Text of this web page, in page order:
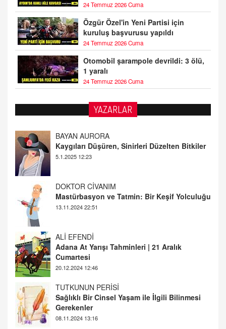
24 Temmuz 2026 Cuma
Özgür Özel'in Yeni Partisi için
kuruluş başvurusu yapıldı
24 Temmuz 2026 Cuma
Otomobil şarampole devrildi: 3 ölü,
1 yaralı
24 Temmuz 2026 Cuma
YAZARLAR
DOKTOR CİVANIM
Mastürbasyon ve Tatmin: Bir Keşif Yolculuğu
13.11.2024 22:51
ALİ EFENDİ
Adana At Yarışı Tahminleri | 21 Aralık
Cumartesi
TUTKUNUN PERİSİ
Sağlıklı Bir Cinsel Yaşam ile İlgili Bilinmesi
Gerekenler
08.11.2024 13:16
FARUK ÖNALAN
Tezkere Onaylanmasaydı…
2 Kasım 2021 Salı 00:11